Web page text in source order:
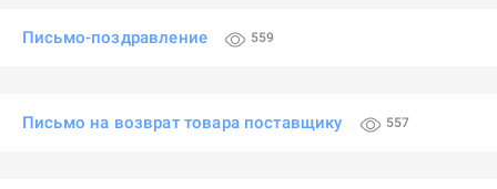
Письмо-поздравление 559
Письмо на возврат товара поставщику 557